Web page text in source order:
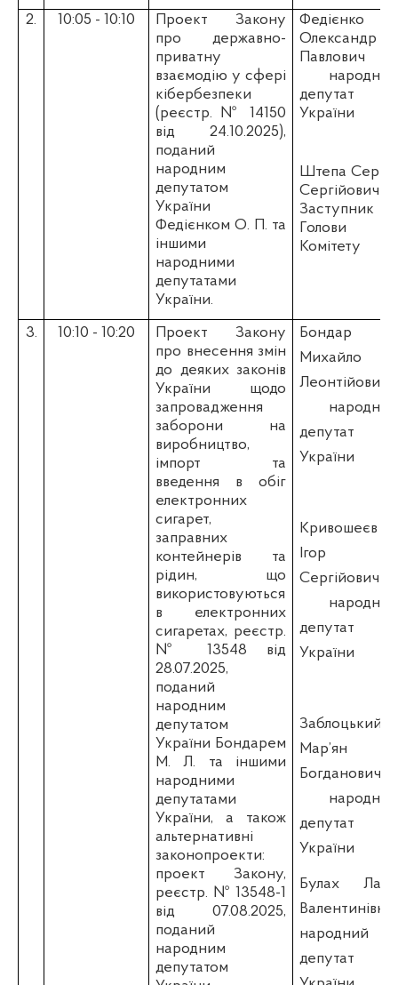
2. 10:05 - 10:10
Проект Закону
про
державно-
приватну
взаємодію у сфері
кібербезпеки
(реєстр. № 14150
від 24.10.2025),
поданий
народним
депутатом
України
Федієнком О. П. та
іншими
народними
депутатами
України.
Федієнко
Олександр
Павлович
народний
депутат
України
Штепа Сергій
Сергійович
Заступник
Голови
Комітету
3. 10:10 - 10:20
Проект Закону
про внесення змін
до деяких законів
України щодо
запровадження
заборони на
виробництво,
імпорт та
введення в обіг
електронних
сигарет,
заправних
контейнерів та
рідин, що
використовуються
в електронних
сигаретах, реєстр.
№ 13548 від
28.07.2025,
поданий
народним
депутатом
України Бондарем
М. Л. та іншими
народними
депутатами
України, а також
альтернативні
законопроекти:
проект Закону,
реєстр. № 13548-1
від 07.08.2025,
поданий
народним
депутатом
Бондар
Михайло
Леонтійович -
народний
депутат
України
Кривошеєв
Ігор
Сергійович -
народний
депутат
України
Заблоцький
Мар’ян
Богданович -
народний
депутат
України
Булах Лада
Валентинівна
народний
депутат